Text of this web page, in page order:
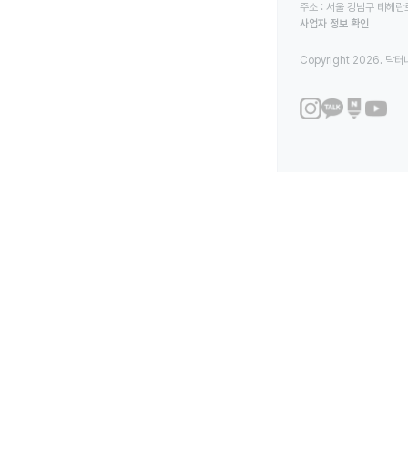
주소 : 서울 강남구 테헤
사업자 정보 확인
Copyright 2026. 닥터